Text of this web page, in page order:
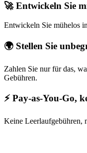
🚀 Entwickeln Sie
Entwickeln Sie mühelos
🌍 Stellen Sie
Zahlen Sie nur für das,
Gebühren.
⚡ Pay-as-You-Go,
Keine Leerlaufgebühren,